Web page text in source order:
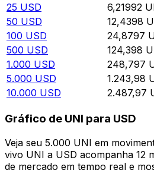
25 USD 6,21992
50 USD 12,4398
100 USD 24,8797
500 USD 124,398
1.000 USD 248,797
5.000 USD 1.243,98
10.000 USD 2.487,97
Gráfico de UNI para USD
Veja seu 5.000 UNI em
vivo UNI a USD acompanha 12
de mercado em tempo real e